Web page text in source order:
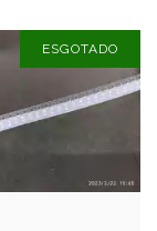
ESGOTADO